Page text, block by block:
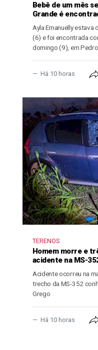
Bebê de um mês
Grande é
Ayla Emanuelly
(6) e foi encontrada
domingo (9), em
Há 10 horas
TERENOS
Homem morre e
acidente na MS-
Acidente ocorreu na
trecho da MS-352
Grego
Há 10 horas